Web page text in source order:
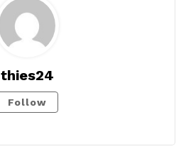
thies24
Follow